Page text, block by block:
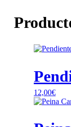
12,00€
Este
múltiples
variantes.
Las
opciones